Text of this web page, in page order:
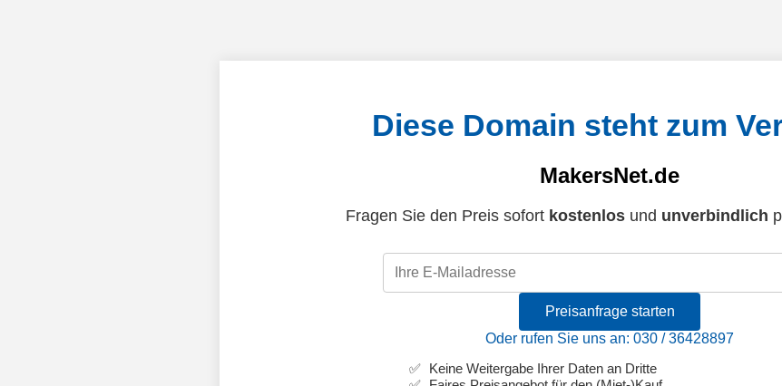
Diese Domain steht zum
MakersNet.de
Fragen Sie den Preis sofort kostenlosund unverbindlich
Preisanfrage starten
Oder rufen Sie uns an: 030 / 36428897
Keine Weitergabe Ihrer Daten an Dritte